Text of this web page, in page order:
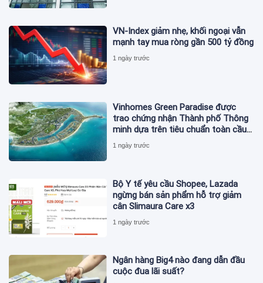
VN-Index giảm nhẹ, khối ngoại vẫn
mạnh tay mua ròng gần 500 tỷ đồng
1 ngày trước
Vinhomes Green Paradise được
trao chứng nhận Thành phố Thông
minh dựa trên tiêu chuẩn toàn cầu
ISO 37122
1 ngày trước
Bộ Y tế yêu cầu Shopee, Lazada
ngừng bán sản phẩm hỗ trợ giảm
cân Slimaura Care x3
1 ngày trước
Ngân hàng Big4 nào đang dẫn đầu
cuộc đua lãi suất?